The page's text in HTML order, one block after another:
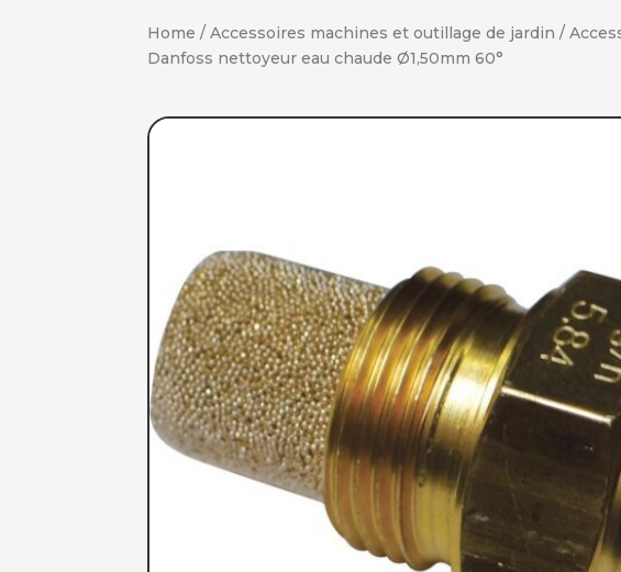
Home /Accessoires machines et outillage de jardin /
Danfoss nettoyeur eau chaude Ø1,50mm 60°